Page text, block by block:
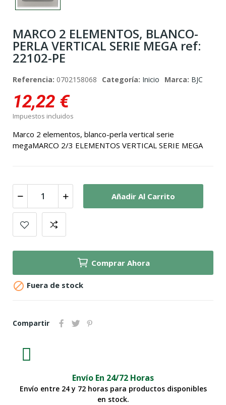
MARCO 2 ELEMENTOS, BLANCO-
PERLA VERTICAL SERIE MEGA ref:
22102-PE
Referencia: 0702158068 Categoría: Inicio Marca: BJC
12,22 €
Impuestos incluidos
Marco 2 elementos, blanco-perla vertical serie
megaMARCO 2/3 ELEMENTOS VERTICAL SERIE MEGA
Añadir Al Carrito
Comprar Ahora
 Fuera de stock
Compartir
Envío En 24/72 Horas
Envío entre 24 y 72 horas para productos disponibles
en stock.